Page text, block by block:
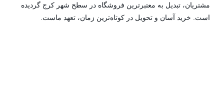
مشتریان، تبدیل به معتبرترین فروشگاه در سطح شهر کرج گردیده
است. خرید آسان و تحویل در کوتاه‌ترین زمان، تعهد ماست.